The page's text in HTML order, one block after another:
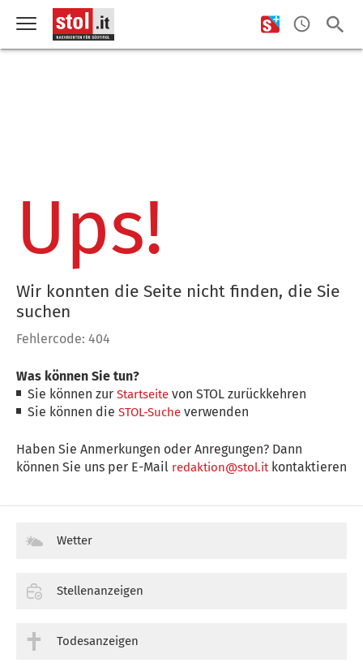
Ups!
Wir konnten die Seite nicht finden, die Sie
suchen
Fehlercode: 404
Was können Sie tun?
Sie können zurStartseite von STOL zurückkehren
Sie können dieSTOL-Suche verwenden
Haben Sie Anmerkungen oder Anregungen? Dann
können Sie uns per E-Mail redaktion@stol.itkontaktieren
Wetter
Stellenanzeigen
Todesanzeigen